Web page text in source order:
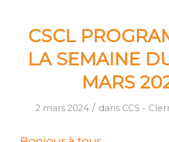
CSCL
LA SEMAINE
MARS
2 mars 2024 / dans CCS -